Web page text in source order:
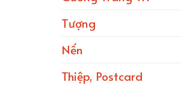
Tượng
Nến
Thiệp, Postcard